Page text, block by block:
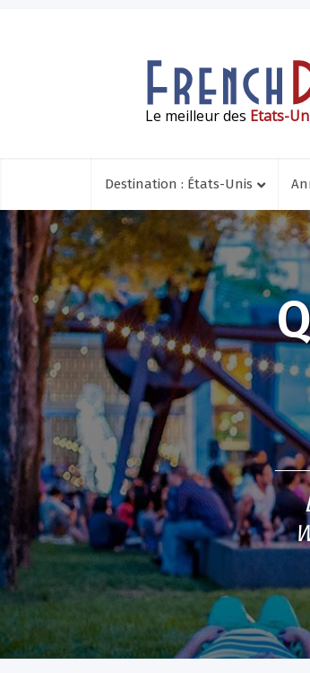
Le meilleur des Etats-
Destination : États-Unis